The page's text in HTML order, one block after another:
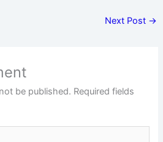
Next Post →
be published. Required fields